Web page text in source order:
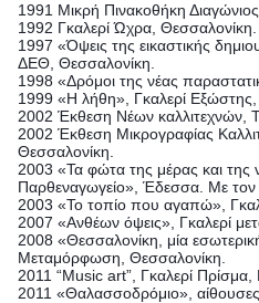
1991 Μικρή Πινακοθήκη
1992 Γκαλερί Ώχρα, Θεσσαλονίκη.
1997 «Όψεις της εικαστικής
ΔΕΘ, Θεσσαλονίκη.
1998 «Δρόμοι της νέας
1999 «Η λήθη», Γκαλερί Εξώστης,
2002 Έκθεση Νέων καλλιτεχνών,
2002 Έκθεση Μικρογραφίας
Θεσσαλονίκη.
2003 «Τα φώτα της μέρας και της
Παρθεναγωγείο», Έδεσσα. Με
2003 «Το τοπίο που αγαπώ»,
2007 «Ανθέων όψεις», Γκαλερί
2008 «Θεσσαλονίκη, μία
Μεταμόρφωση, Θεσσαλονίκη.
2011 “Music art”, Γκαλερί Πρίσμα,
2011 «Θαλασσοδρόμιο»,